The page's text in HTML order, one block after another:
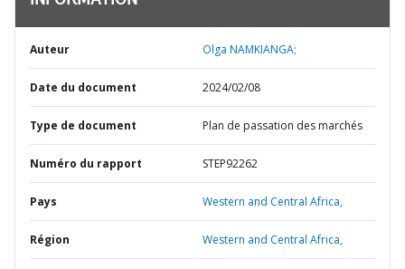
Auteur Olga NAMKIANGA;
Date du document 2024/02/08
Type de document Plan de passation des marchés
Numéro du rapport STEP92262
Pays Western and Central Africa,
Région Western and Central Africa,